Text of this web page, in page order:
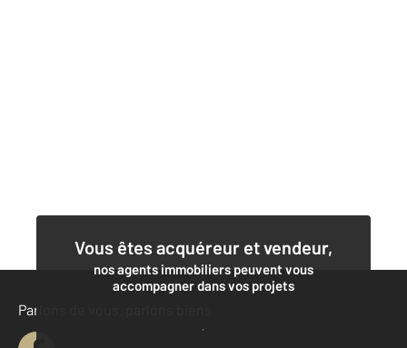
Vous êtes acquéreur et vendeur,
nos agents immobiliers peuvent vous
accompagner dans vos projets
Contacter l'agence
Parlons de vous, parlons biens